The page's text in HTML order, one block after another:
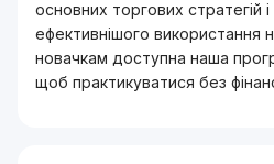
основних торгових стратегій
ефективнішого використання
новачкам доступна наша
щоб практикуватися без